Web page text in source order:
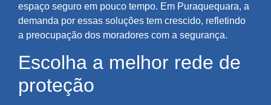
espaço seguro em pouco tempo. Em Puraquequara, a
demanda por essas soluções tem crescido, refletindo
a preocupação dos moradores com a segurança.
Escolha a melhor rede de
proteção